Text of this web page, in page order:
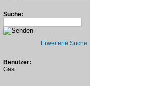
Suche:
Erweiterte Suche
Benutzer:
Gast